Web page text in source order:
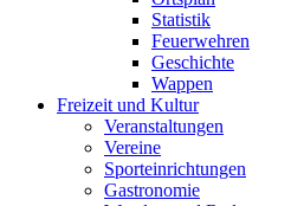
Statistik
Feuerwehren
Geschichte
Wappen
Freizeit und Kultur
Veranstaltungen
Vereine
Sporteinrichtungen
Gastronomie